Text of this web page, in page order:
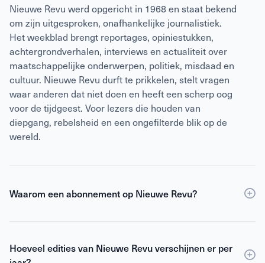
Nieuwe Revu werd opgericht in 1968 en staat bekend
om zijn uitgesproken, onafhankelijke journalistiek.
Het weekblad brengt reportages, opiniestukken,
achtergrondverhalen, interviews en actualiteit over
maatschappelijke onderwerpen, politiek, misdaad en
cultuur. Nieuwe Revu durft te prikkelen, stelt vragen
waar anderen dat niet doen en heeft een scherp oog
voor de tijdgeest. Voor lezers die houden van
diepgang, rebelsheid en een ongefilterde blik op de
wereld.
Waarom een abonnement op Nieuwe Revu?
Eenabonnementop Nieuwe Revu is voordeliger dan
scherpe journalistiek en digitale edities. Je ontvangt
Hoeveel edities van Nieuwe Revu verschijnen er per